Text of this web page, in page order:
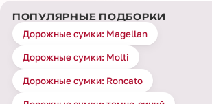
ПОПУЛЯРНЫЕ ПОДБОРКИ
Дорожные сумки: Magellan
Дорожные сумки: Molti
Дорожные сумки: Roncato